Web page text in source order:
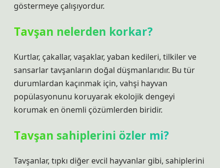
göstermeye çalışıyordur.
Tavşan nelerden korkar?
Kurtlar, çakallar, vaşaklar, yaban kedileri, tilkiler ve
sansarlar tavşanların doğal düşmanlarıdır. Bu tür
durumlardan kaçınmak için, vahşi hayvan
popülasyonunu koruyarak ekolojik dengeyi
korumak en önemli çözümlerden biridir.
Tavşan sahiplerini özler mi?
Tavşanlar, tıpkı diğer evcil hayvanlar gibi, sahiplerini